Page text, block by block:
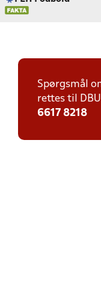
Spørgsmål
rettes til
6617 8218